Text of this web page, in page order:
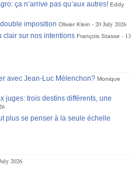
ça n’arrive pas qu’aux autres! Eddy
imposition Olivier Klein
20 July 2026
clair sur nos intentions François Stasse
13
avec Jean-Luc Mélenchon? Monique
juges: trois destins différents, une
plus se penser à la seule échelle
2026